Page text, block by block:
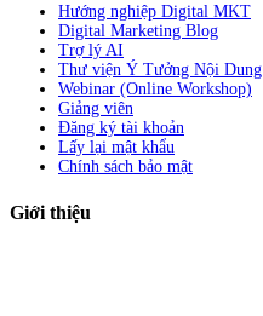
Hướng nghiệp Digital MKT
Digital Marketing Blog
Trợ lý AI
Thư viện Ý Tưởng Nội Dung
Webinar (Online Workshop)
Giảng viên
Đăng ký tài khoản
Lấy lại mật khẩu
Chính sách bảo mật
Giới thiệu